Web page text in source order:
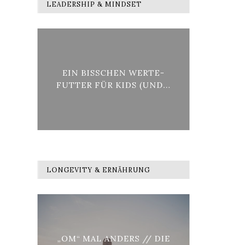
LEADERSHIP & MINDSET
EIN BISSCHEN WERTE-
FUTTER FÜR KIDS (UND...
LONGEVITY & ERNÄHRUNG
„OM“ MAL ANDERS // DIE